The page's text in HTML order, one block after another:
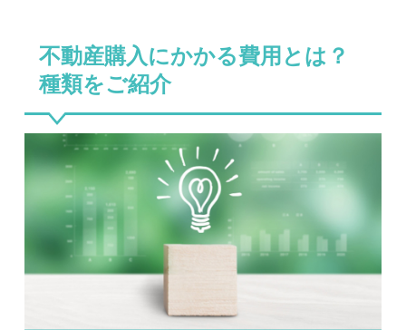
不動産購入にかかる費用とは？
種類をご紹介